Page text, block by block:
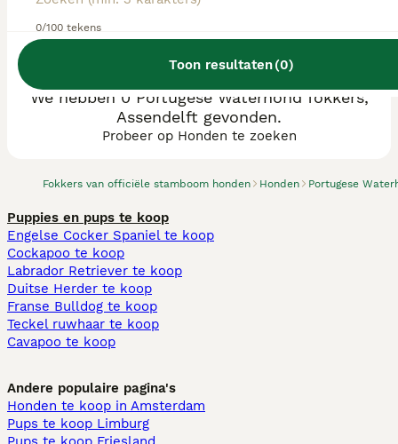
0/100 tekens
Toon resultaten(0)
Fokkers van officiële stamboom honden Honden Portugese
We hebben 0 Portugese Waterhond fokkers,
Assendelft gevonden.
Probeer op Honden te zoeken
Puppies en pups te koop
Engelse Cocker Spaniel te koop
Cockapoo te koop
Labrador Retriever te koop
Duitse Herder te koop
Franse Bulldog te koop
Teckel ruwhaar te koop
Cavapoo te koop
Andere populaire pagina's
Honden te koop in Amsterdam
Pups te koop Limburg​